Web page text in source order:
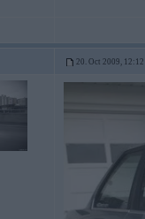
20. Oct 2009, 12:12